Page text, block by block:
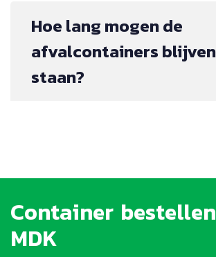
Hoe lang mogen de
afvalcontainers blijven
staan?
Container bestellen
MDK